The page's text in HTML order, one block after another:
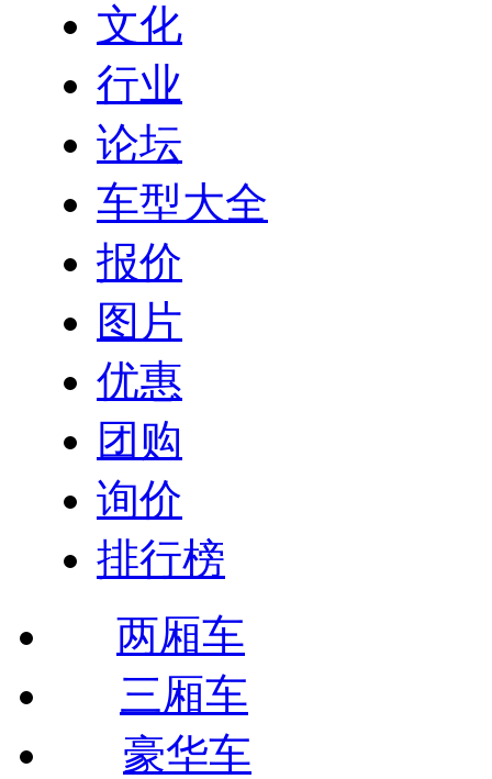
文化
行业
论坛
车型大全
报价
图片
优惠
团购
询价
排行榜
两厢车
三厢车
豪华车